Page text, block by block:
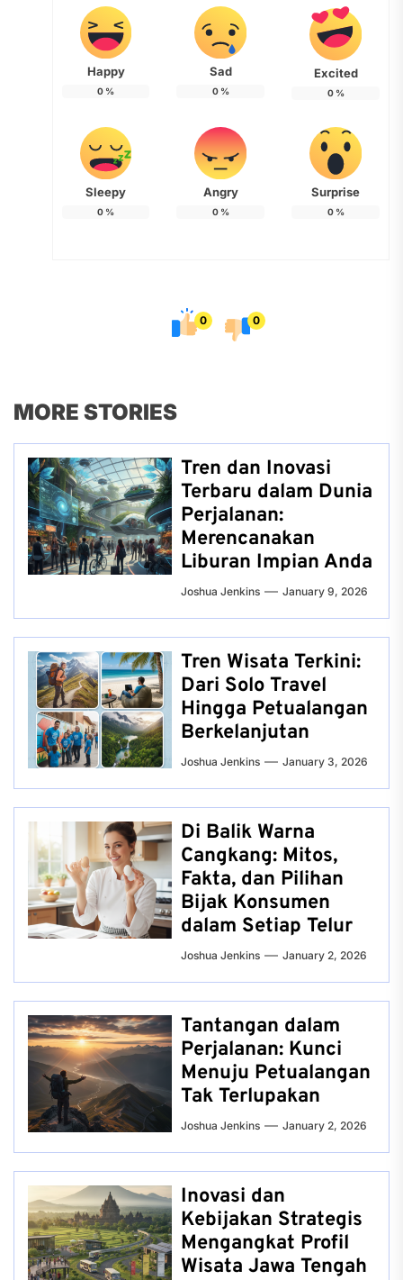
Happy
0 %
Sad
0%
Excited
0%
Sleepy
0 %
Angry
0%
Surprise
0%
0 0
MORE STORIES
Tren dan Inovasi
Terbaru dalam Dunia
Perjalanan:
Merencanakan
Liburan Impian Anda
Joshua Jenkins January 9, 2026
Tren Wisata Terkini:
Dari Solo Travel
Hingga Petualangan
Berkelanjutan
Joshua Jenkins January 3, 2026
Di Balik Warna
Cangkang: Mitos,
Fakta, dan Pilihan
Bijak Konsumen
dalam Setiap Telur
Joshua Jenkins January 2, 2026
Tantangan dalam
Perjalanan: Kunci
Menuju Petualangan
Tak Terlupakan
Joshua Jenkins January 2, 2026
Inovasi dan
Kebijakan Strategis
Mengangkat Profil
Wisata Jawa Tengah